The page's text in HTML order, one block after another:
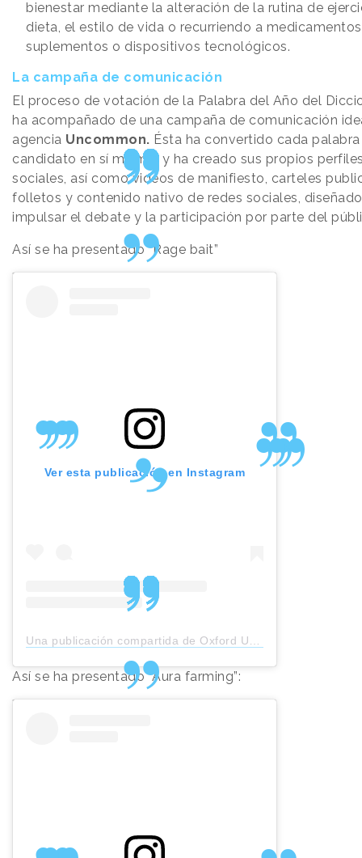
bienestar mediante la alteración de la rutina de
dieta, el estilo de vida o recurriendo a
suplementos o dispositivos tecnológicos.
La campaña de comunicación
El proceso de votación de la Palabra del Año del
ha acompañado de una campaña de comunicación
agencia Uncommon. Ésta ha convertido cada palabra
candidato en sí mismo, y ha creado sus propios
sociales, así como videos de manifiesto, carteles
folletos y contenido nativo de redes sociales,
impulsar el debate y la participación por parte del
Así se ha presentado “Rage bait”
Ver esta publicación en Instagram
Una publicación compartida de Oxford University Press (@oxunipress)
Así se ha presentado “Aura farming”: